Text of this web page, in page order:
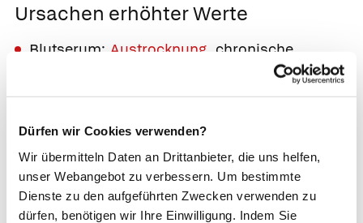
Dürfen wir Cookies verwenden?
Wir übermitteln Daten an Drittanbieter, die uns helfen,
unser Webangebot zu verbessern. Um bestimmte
Dienste zu den aufgeführten Zwecken verwenden zu
dürfen, benötigen wir Ihre Einwilligung. Indem Sie
Ursachen erhöhter Werte
Blutserum: Austrocknung , chronische
Plasmozytom
Urin: Langes Stehen, körperliche Anstrengung,
Glomerulonephritis, diabetischen
Nierenschäden), Harnwegsinfektion (z. B.
Blasenentzündung),Plasmozytom